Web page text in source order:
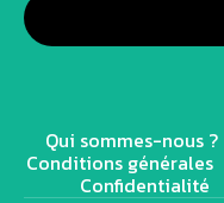
Qui sommes-nous ?
Conditions générales
Confidentialité